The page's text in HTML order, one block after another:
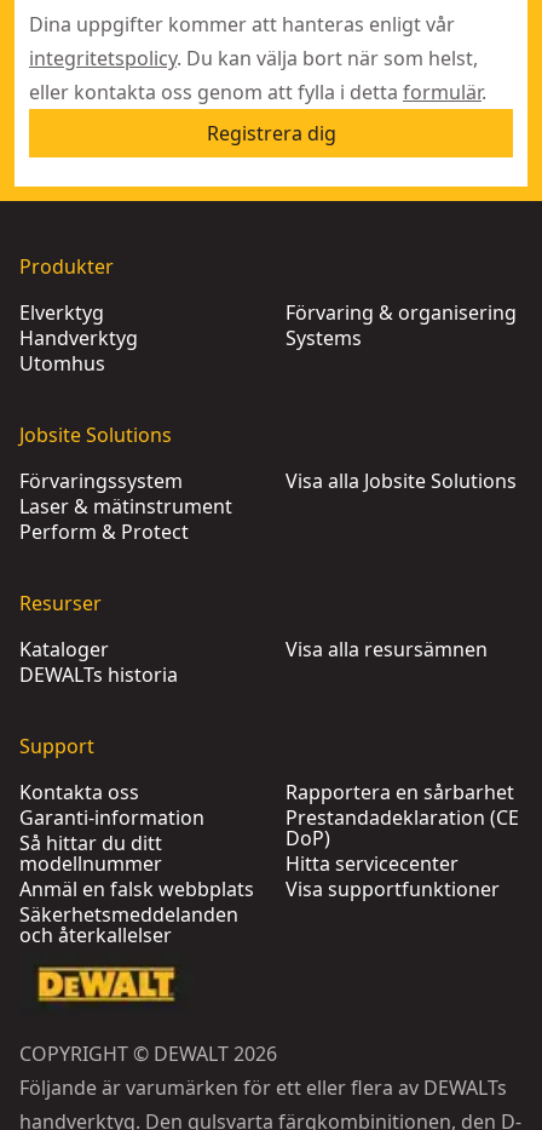
Dina uppgifter kommer att hanteras enligt vår
integritetspolicy. Du kan välja bort när som helst,
eller kontakta oss genom att fylla i detta formulär.
Registrera dig
Produkter
Elverktyg
Handverktyg
Utomhus
Förvaring & organisering
Systems
Jobsite Solutions
Förvaringssystem
Laser & mätinstrument
Perform & Protect
Visa alla Jobsite Solutions
Resurser
Kataloger
DEWALTs historia
Visa alla resursämnen
Support
Kontakta oss
Garanti-information
Så hittar du ditt
modellnummer
Anmäl en falsk webbplats
Säkerhetsmeddelanden
och återkallelser
Rapportera en sårbarhet
Prestandadeklaration (CE
DoP)
Hitta servicecenter
Visa supportfunktioner
COPYRIGHT © DEWALT 2026
Följande är varumärken för ett eller flera av DEWALTs
handverktyg. Den gulsvarta färgkombinitionen, den D-